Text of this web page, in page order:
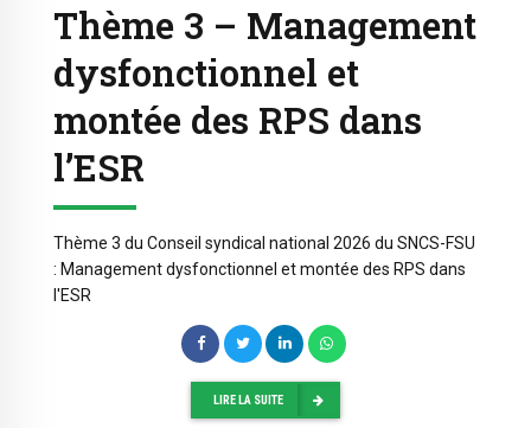
Thème 3 – Management
dysfonctionnel et
montée des RPS dans
l’ESR
Thème 3 du Conseil syndical national 2026 du SNCS-FSU
: Management dysfonctionnel et montée des RPS dans
l'ESR
LIRE LA SUITE